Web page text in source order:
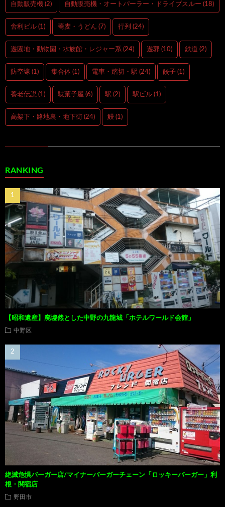
自動販売機 (2) 自動販売機・オートパーラー・ドライブスルー (18)
舎利ビル (1) 蕎麦・うどん (7) 行列 (24)
遊園地・動物園・水族館・レジャー系 (24) 遊郭 (10) 鉄道 (2)
防空壕 (1) 集合体 (1) 電車・踏切・駅 (24) 餃子 (1)
養老伝説 (1) 駄菓子屋 (6) 駅 (2) 駅ビル (1)
高架下・路地裏・地下街 (24) 鰻 (1)
RANKING
【昭和遺産】廃墟然とした中野の九龍城「ホテルワールド会館」
中野区
絶滅危惧バーガー店/マイナーバーガーチェーン「ロッキーバーガー」利
根・関宿店
野田市